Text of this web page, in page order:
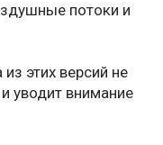
потоки и
этих версий не
уводит внимание